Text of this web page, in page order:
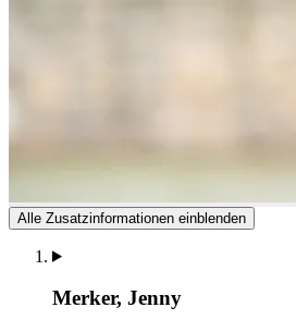
Alle Zusatzinformationen einblenden
Merker, Jenny